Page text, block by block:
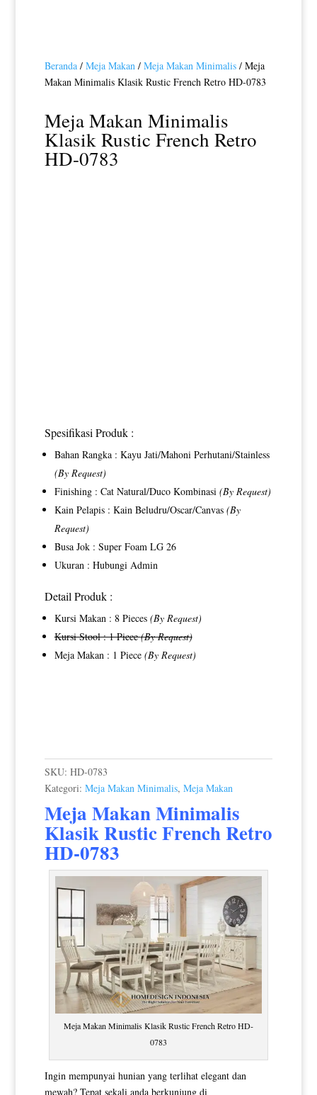
Beranda/ Meja Makan/ Meja Makan Minimalis/ Meja
Makan Minimalis Klasik Rustic French Retro HD-0783
Meja Makan Minimalis
Klasik Rustic French Retro
HD-0783
Spesifikasi Produk :
Bahan Rangka : Kayu Jati/Mahoni Perhutani/Stainless
(By Request)
Finishing : Cat Natural/Duco Kombinasi (By Request)
Kain Pelapis : Kain Beludru/Oscar/Canvas (By
Request)
Busa Jok : Super Foam LG 26
Ukuran : Hubungi Admin
Detail Produk :
Kursi Makan : 8 Pieces (By Request)
Kursi Stool : 1 Piece(By Request)
Meja Makan : 1 Piece (By Request)
SKU: HD-0783
Kategori: Meja Makan Minimalis, Meja Makan
Meja Makan Minimalis
KlasikRustic French Retro
HD-0783
Meja Makan Minimalis Klasik Rustic French Retro HD-
0783
Ingin mempunyai hunian yang terlihat elegant dan
mewah? Tepat sekali anda berkunjung di